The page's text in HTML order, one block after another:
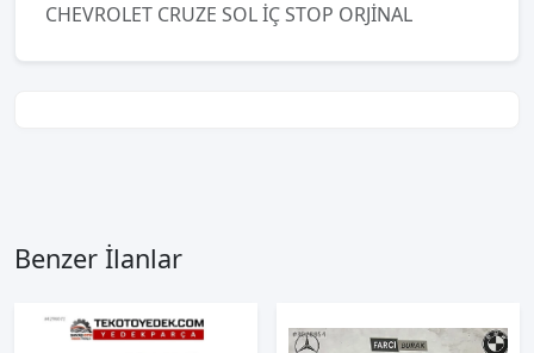
CHEVROLET CRUZE SOL İÇ STOP ORJİNAL
Benzer İlanlar